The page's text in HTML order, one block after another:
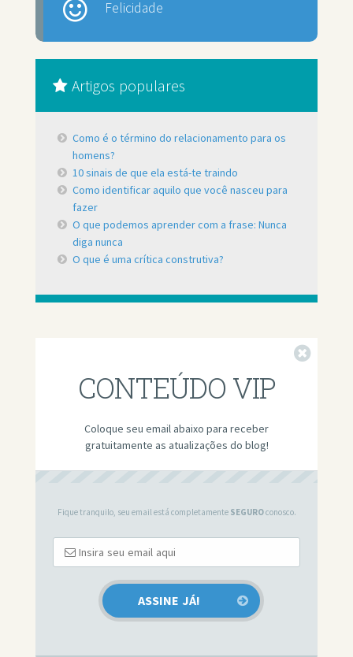
Felicidade
Artigos populares
Como é o término do relacionamento para os
homens?
10 sinais de que ela está-te traindo
Como identificar aquilo que você nasceu para
fazer
O que podemos aprender com a frase: Nunca
diga nunca
O que é uma crítica construtiva?
CONTEÚDO VIP
Coloque seu email abaixo para receber
gratuitamente as atualizações do blog!
Fique tranquilo, seu email está completamente SEGUROconosco.